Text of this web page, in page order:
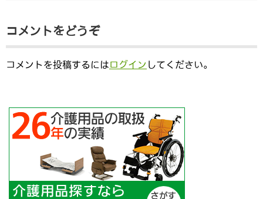
コメントをどうぞ
コメントを投稿するにはログイン してください。